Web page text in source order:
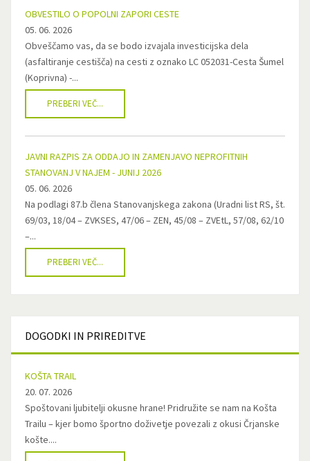
OBVESTILO O POPOLNI ZAPORI CESTE
05. 06. 2026
Obveščamo vas, da se bodo izvajala investicijska dela
(asfaltiranje cestišča) na cesti z oznako LC 052031-Cesta Šumel
(Koprivna) -...
PREBERI VEČ...
JAVNI RAZPIS ZA ODDAJO IN ZAMENJAVO NEPROFITNIH
STANOVANJ V NAJEM - JUNIJ 2026
05. 06. 2026
Na podlagi 87.b člena Stanovanjskega zakona (Uradni list RS, št.
69/03, 18/04 – ZVKSES, 47/06 – ZEN, 45/08 – ZVEtL, 57/08, 62/10
–...
PREBERI VEČ...
DOGODKI IN PRIREDITVE
KOŠTA TRAIL
20. 07. 2026
Spoštovani ljubitelji okusne hrane! Pridružite se nam na Košta
Trailu – kjer bomo športno doživetje povezali z okusi Črjanske
košte....